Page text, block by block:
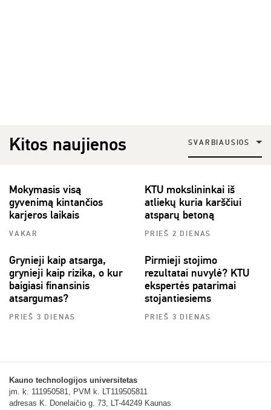
Kitos naujienos SVARBIAUSIOS
Mokymasis visą
gyvenimą kintančios
karjeros laikais
VAKAR
KTU mokslininkai iš
atliekų kuria karščiui
atsparų betoną
PRIEŠ 2 DIENAS
Grynieji kaip atsarga,
grynieji kaip rizika, o kur
baigiasi finansinis
atsargumas?
PRIEŠ 3 DIENAS
Pirmieji stojimo
rezultatai nuvylė? KTU
ekspertės patarimai
stojantiesiems
PRIEŠ 3 DIENAS
Kauno technologijos universitetas
įm. k. 111950581, PVM k. LT119505811
adresas K. Donelaičio g. 73, LT-44249 Kaunas